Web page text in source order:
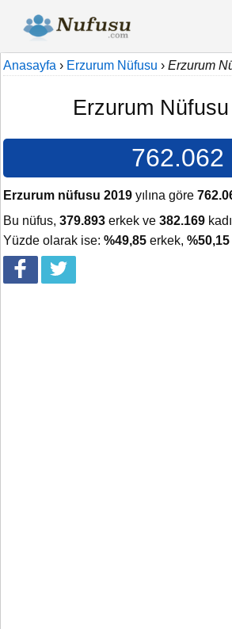
Anasayfa › Erzurum Nüfusu › Erzurum
Erzurum
762.062
Erzurum nüfusu 2019 yılına göre
Bu nüfus, 379.893 erkek ve 382.169
Yüzde olarak ise: %49,85 erkek, %50,15